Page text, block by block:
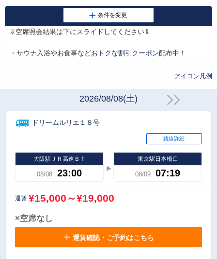
⇓空席照会結果は下にスライドしてください⇓
・サウナ入浴やお食事などおトクな割引クーポン配布中！
アイコン凡例
2026/08/08(土)
ドリームルリエ１８号
路線詳細
大阪駅ＪＲ高速ＢＴ
08/08 23:00
東京駅日本橋口
08/09 07:19
運賃 ¥15,000～¥19,000
×空席なし
運賃確認・ご予約はこちら